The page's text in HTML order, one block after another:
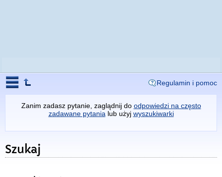
Regulamin i pomoc
Zanim zadasz pytanie, zaglądnij do odpowiedzi na często
zadawane pytania lub użyj wyszukiwarki
Szukaj